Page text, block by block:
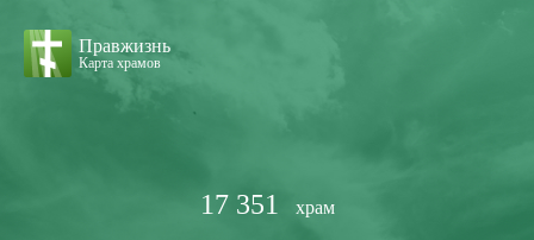
Правжизнь
Карта храмов
17 351 храм